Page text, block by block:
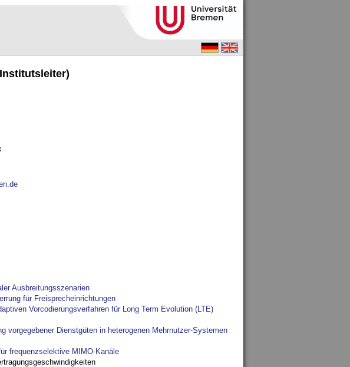
Ausbreitungsszenarien
für Freisprecheinrichtungen
Vorcodierungsverfahren für Long Term Evolution (LTE)
vorgegebener Dienstgüten in heterogenen Mehrnutzer-Systemen
frequenzselektive MIMO-Kanäle